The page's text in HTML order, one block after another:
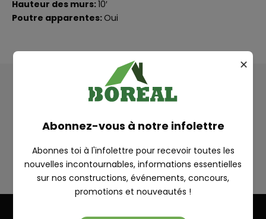
Hauteur des murs:10′
Poutre apparentes: Oui
Plan
CYRIAC
Abonnez-vous à notre infolettre
Abonnes toi à l'infolettre pour recevoir toutes les
nouvelles incontournables, informations essentielles
sur nos constructions, événements, concours,
promotions et nouveautés !
✕
Fermer